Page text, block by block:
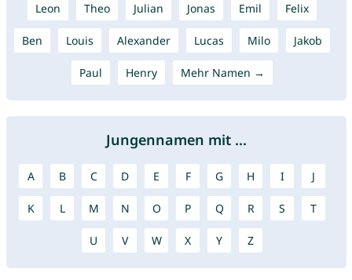
Leon Theo Julian Jonas Emil Felix
Ben Louis Alexander Lucas Milo Jakob
Paul Henry Mehr Namen →
Jungennamen mit ...
A B C D E F G H I J
K L M N O P Q R S T
U V W X Y Z